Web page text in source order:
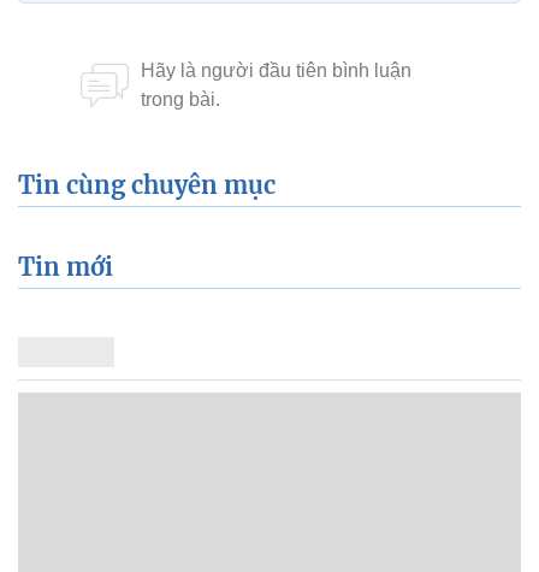
Tin cùng chuyên mục
Tin mới